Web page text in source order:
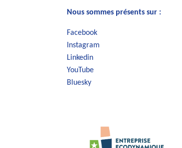
Nous sommes présents sur :
Facebook
Instagram
Linkedin
YouTube
Bluesky